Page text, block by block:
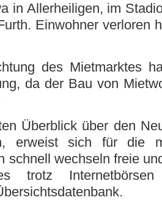
in Allerheiligen, im
Einwohner verloren
des Mietmarktes
da der Bau von
Überblick über den
erweist sich für die
schnell wechseln freie
trotz Internetbörsen